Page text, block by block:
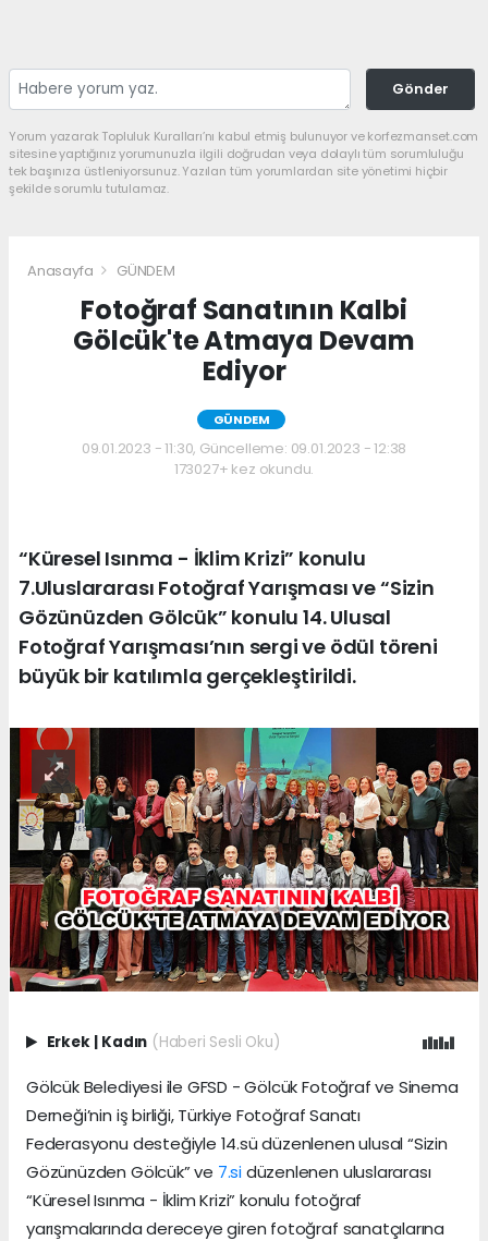
Gönder
Yorum yazarak Topluluk Kuralları’nı kabul etmiş bulunuyor ve korfezmanset.com
sitesine yaptığınız yorumunuzla ilgili doğrudan veya dolaylı tüm sorumluluğu
tek başınıza üstleniyorsunuz. Yazılan tüm yorumlardan site yönetimi hiçbir
şekilde sorumlu tutulamaz.
Anasayfa GÜNDEM
Fotoğraf Sanatının Kalbi
Gölcük'te Atmaya Devam
Ediyor
GÜNDEM
09.01.2023 - 11:30, Güncelleme: 09.01.2023 - 12:38
173027+ kez okundu.
“Küresel Isınma - İklim Krizi” konulu
7.Uluslararası Fotoğraf Yarışması ve “Sizin
Gözünüzden Gölcük” konulu 14. Ulusal
Fotoğraf Yarışması’nın sergi ve ödül töreni
büyük bir katılımla gerçekleştirildi.
Erkek | Kadın (Haberi Sesli Oku)
Gölcük Belediyesi ile GFSD - Gölcük Fotoğraf ve Sinema
Derneği’nin iş birliği, Türkiye Fotoğraf Sanatı
Federasyonu desteğiyle 14.sü düzenlenen ulusal “Sizin
Gözünüzden Gölcük” ve 7.sidüzenlenen uluslararası
“Küresel Isınma - İklim Krizi” konulu fotoğraf
yarışmalarında dereceye giren fotoğraf sanatçılarına